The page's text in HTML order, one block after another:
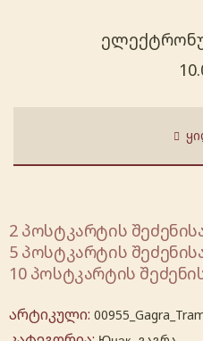
2 პოსტკარტის
5 პოსტკარტის
10 პოსტკარტის
არტიკული: